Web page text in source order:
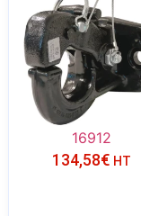
16912
134,58€ HT